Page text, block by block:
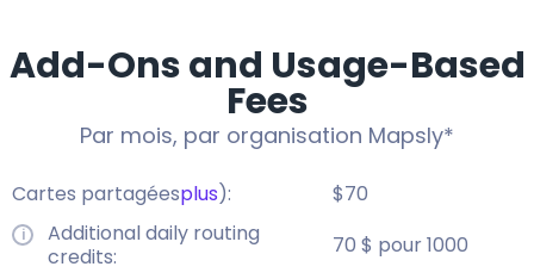
Add-Ons and Usage-Based
Fees
Par mois, par organisation Mapsly*
Cartes partagéesplus):
Additional daily routing
credits:
$70
70 $ pour 1000